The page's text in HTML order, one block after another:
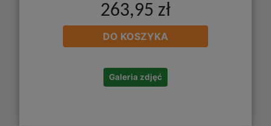
263,95 zł
DO KOSZYKA
Galeria zdjęć